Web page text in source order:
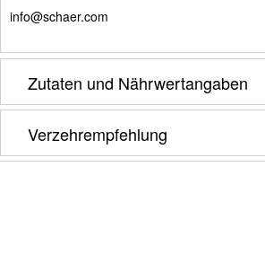
info@schaer.com
Zutaten und Nährwertangaben
Verzehrempfehlung